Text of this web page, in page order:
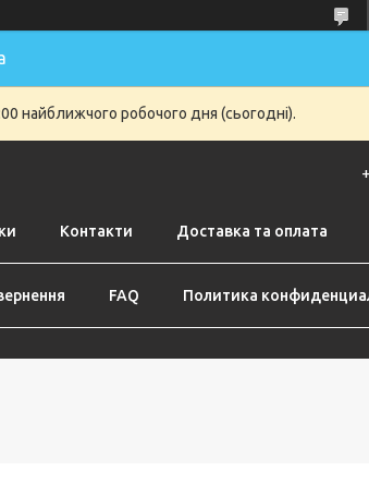
найближчого робочого дня (сьогодні).
Контакти Доставка та оплата
FAQ Политика